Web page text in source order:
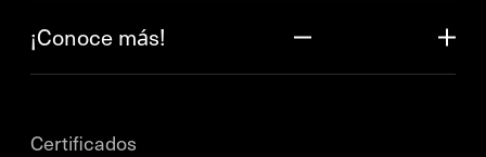
¡Conoce más!
Certificados